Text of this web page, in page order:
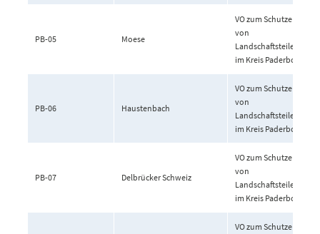
PB-05 Moese
VO zum Schutze
von
Landschaftsteilen
im Kreis Paderborn
PB-06 Haustenbach
VO zum Schutze
von
Landschaftsteilen
im Kreis Paderborn
PB-07 Delbrücker Schweiz
VO zum Schutze
von
Landschaftsteilen
im Kreis Paderborn
VO zum Schutze